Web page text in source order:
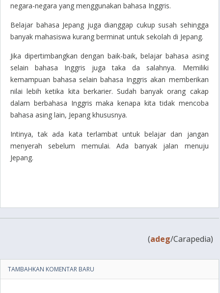
negara-negara yang menggunakan bahasa Inggris.
Belajar bahasa Jepang juga dianggap cukup susah sehingga
banyak mahasiswa kurang berminat untuk sekolah di Jepang.
Jika dipertimbangkan dengan baik-baik, belajar bahasa asing
selain bahasa Inggris juga taka da salahnya. Memiliki
kemampuan bahasa selain bahasa Inggris akan memberikan
nilai lebih ketika kita berkarier. Sudah banyak orang cakap
dalam berbahasa Inggris maka kenapa kita tidak mencoba
bahasa asing lain, Jepang khususnya.
Intinya, tak ada kata terlambat untuk belajar dan jangan
menyerah sebelum memulai. Ada banyak jalan menuju
Jepang.
(adeg/Carapedia)
TAMBAHKAN KOMENTAR BARU